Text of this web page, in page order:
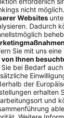
Die
als
so